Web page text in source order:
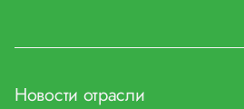
Новости отрасли